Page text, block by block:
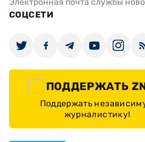
Электронная почта службы
СОЦСЕТИ
ПОДДЕРЖАТЬ
Поддержать
журналистику!